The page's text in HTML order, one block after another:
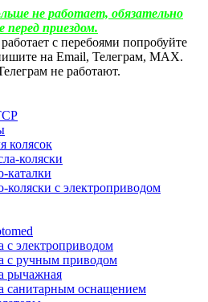
не работает, обязательно
перед приездом.
с перебоями попробуйте
на Email, Телеграм, МАХ.
не работают.
колясок
коляски
каталки
коляски с электроприводом
с электроприводом
с ручным приводом
рычажная
санитарным оснащением